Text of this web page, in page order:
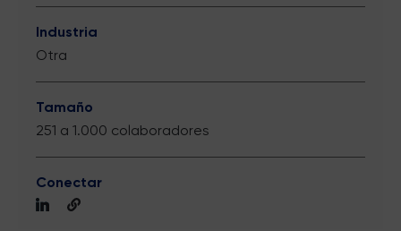
Industria
Otra
Tamaño
251 a 1.000 colaboradores
Conectar